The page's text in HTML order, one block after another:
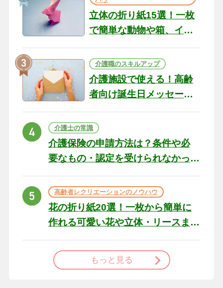
立体の折り紙15選！一枚
で簡単な動物や箱、イン
テリアになる作品まで
介護職のスキルアップ
介護施設で使える！高齢
者向け誕生日メッセージ
の例文と書き方のポイン
ト
介護士の常識
介護保険の申請方法は？条件や必
要なもの・認定を受けられなかっ
た場合の対処法
高齢者レクリエーションのノウハウ
花の折り紙20選！一枚から簡単に
作れる可愛い花や立体・リースま
で
もっと見る